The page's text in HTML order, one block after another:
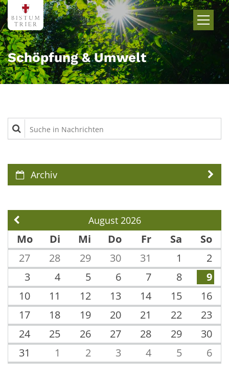
Zum Inhalt springen
Schöpfung & Umwelt
Suche in Nachrichten
Archiv
Vorherige Seite August 2026
Mo Di Mi Do Fr Sa
So
27
28 29 30 31 1
2
3
4 5 6 7 8
9
10
11 12 13 14 15
16
17
18 19 20 21 22
23
24
25 26 27 28 29
30
31
1 2 3 4 5 6